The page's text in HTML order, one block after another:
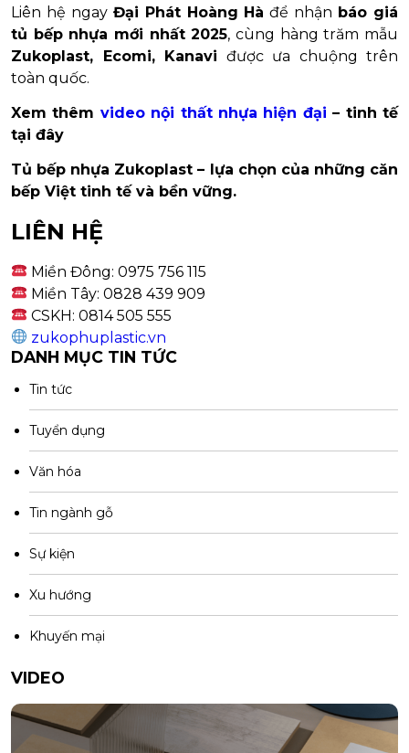
Liên hệ ngay Đại Phát Hoàng Hà để nhận báo giá
tủ bếp nhựa mới nhất 2025, cùng hàng trăm mẫu
Zukoplast, Ecomi, Kanavi được ưa chuộng trên
toàn quốc.
Xem thêm video nội thất nhựa hiện đại – tinh tế
tại đây
Tủ bếp nhựa Zukoplast – lựa chọn của những căn
bếp Việt tinh tế và bền vững.
LIÊN HỆ
Miền Đông: 0975 756 115
Miền Tây: 0828 439 909
CSKH: 0814 505 555
zukophuplastic.vn
DANH MỤC TIN TỨC
Tin tức
Tuyển dụng
Văn hóa
Tin ngành gỗ
Sự kiện
Xu hướng
Khuyến mại
VIDEO